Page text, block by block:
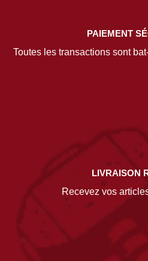
PAIEMENT
Toutes les transactions sont
LIVRAISON
Recevez vos